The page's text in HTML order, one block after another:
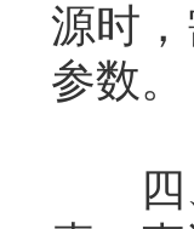
源时
参数。
四、